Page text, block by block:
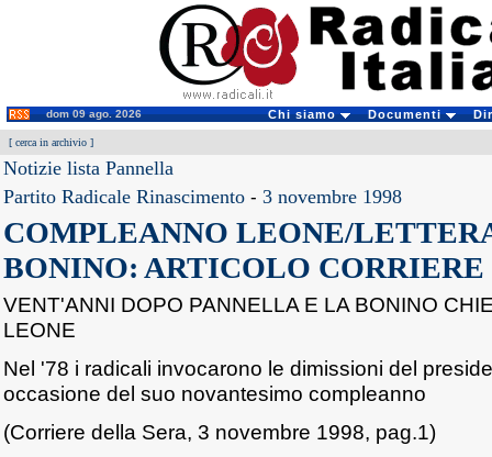
dom 09 ago. 2026 Chi siamo Documenti
[ cerca in archivio ]
Notizie lista Pannella
Partito Radicale Rinascimento - 3 novembre 1998
COMPLEANNO LEONE/
BONINO: ARTICOLO
VENT'ANNI DOPO PANNELLA E LA BONINO
LEONE
Nel '78 i radicali invocarono le dimissioni del
occasione del suo novantesimo compleanno
(Corriere della Sera, 3 novembre 1998, pag.1)